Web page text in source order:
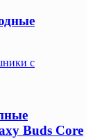
с
Buds Core